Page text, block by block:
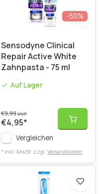
-50%
Sensodyne Clinical
Repair Active White
Zahnpasta - 75 ml
Auf Lager
€9,99UVP
€4,95*
Vergleichen
* Inkl. MwSt. zzgl. Versandkosten